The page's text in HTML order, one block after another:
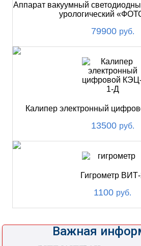
Аппарат вакуумный
урологический
79900 руб.
Калипер электронный
13500 руб.
Гигрометр
1100 руб.
Важная